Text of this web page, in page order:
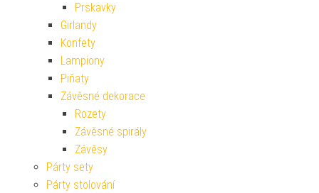
Prskavky
Girlandy
Konfety
Lampiony
Piňaty
Závěsné dekorace
Rozety
Závěsné spirály
Závěsy
Párty sety
Párty stolování